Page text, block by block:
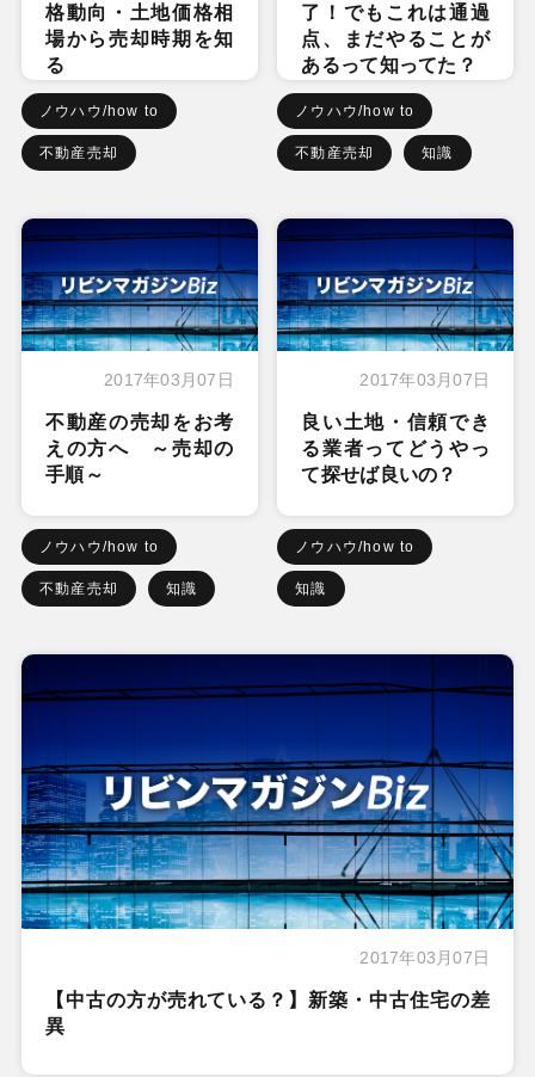
格動向・土地価格相
場から売却時期を知
る
ノウハウ/how to
不動産売却
了！でもこれは通過
点、まだやることが
あるって知ってた？
ノウハウ/how to
不動産売却 知識
2017年03月07日
不動産の売却をお考
えの方へ ～売却の
手順～
ノウハウ/how to
不動産売却 知識
2017年03月07日
良い土地・信頼でき
る業者ってどうやっ
て探せば良いの？
ノウハウ/how to
知識
2017年03月07日
【中古の方が売れている？】新築・中古住宅の差
異